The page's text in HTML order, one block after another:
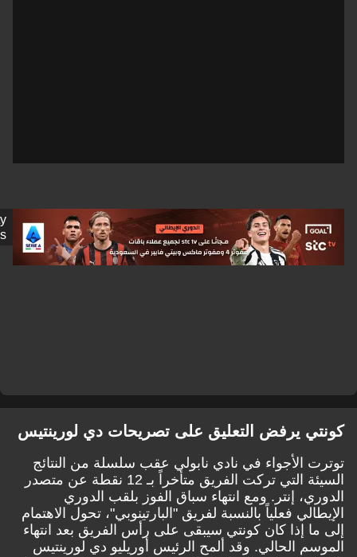
Getty
Images
يرفض التعليق على تصريحات دي لورينتيس
الأجواء في نادي نابولي عقب سلسلة من النتائج
السيئة التي تركت الفريق متأخراً بـ 12 نقطة عن متصدر
إنتر. ومع انتهاء سباق الفوز بلقب الدوري
فعلياً بالنسبة لفريق "البارتينوبي"، تحول الاهتمام
إذا كان كونتي سيبقى على رأس الفريق بعد انتهاء
الحالي. وقد ألمح الرئيس أوريليو دي لورينتيس